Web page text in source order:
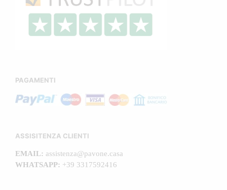
PAGAMENTI
ASSISITENZA CLIENTI
EMAIL: assistenza@pavone.casa
WHATSAPP: +39 3317592416